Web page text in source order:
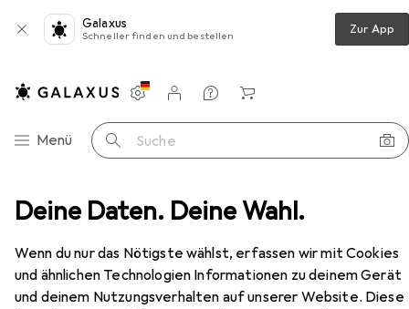
Deine Daten. Deine Wahl.
Wenn du nur das Nötigste wählst, erfassen wir mit Cookies
und ähnlichen Technologien Informationen zu deinem Gerät
und deinem Nutzungsverhalten auf unserer Website. Diese
Galaxus
Schneller finden und bestellen Zur App
Navigation nach Kategorien
Menü Suche
Einstellungen
Kundenkonto
Vergleichslisten
Merklisten
Warenkorb
Türgriff + Türgarnitur Glutz Drückerrosetten 5618 C